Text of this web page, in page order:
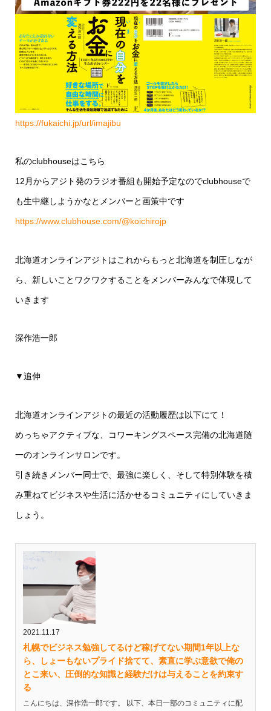
https://fukaichi.jp/url/imajibu
私のclubhouseはこちら
12月からアジト発のラジオ番組も開始予定なのでclubhouseで
も生中継しようかなとメンバーと画策中です
https://www.clubhouse.com/@koichirojp
北海道オンラインアジトはこれからもっと北海道を制圧しなが
ら、新しいことワクワクすることをメンバーみんなで体現して
いきます
深作浩一郎
▼追伸
北海道オンラインアジトの最近の活動履歴は以下にて！
めっちゃアクティブな、コワーキングスペース完備の北海道随
一のオンラインサロンです。
引き続きメンバー同士で、最強に楽しく、そして特別体験を積
み重ねてビジネスや生活に活かせるコミュニティにしていきま
しょう。
2021.11.17
札幌でビジネス勉強してるけど稼げてない期間1年以上な
ら、しょーもないプライド捨てて、素直に学ぶ意欲で俺の
とこ来い、圧倒的な知識と経験だけは与えることを約束す
る
こんにちは、深作浩一郎です。 以下、本日一部のコミュニティに配